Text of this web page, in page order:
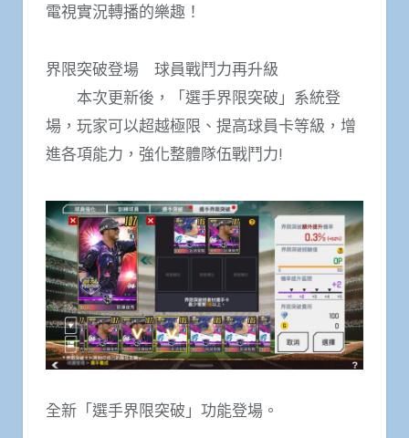
電視實況轉播的樂趣！
界限突破登場 球員戰鬥力再升級
本次更新後，「選手界限突破」系統登
場，玩家可以超越極限、提高球員卡等級，增
進各項能力，強化整體隊伍戰鬥力!
全新「選手界限突破」功能登場。